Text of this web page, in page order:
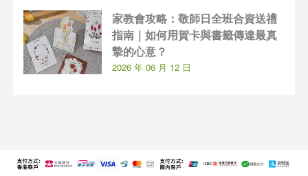
家教會攻略：敬師日全班合資送禮
指南｜如何用賀卡與書籤傳達最真
摯的心意？
2026 年 06 月 12 日